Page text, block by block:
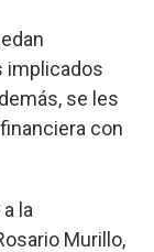
implicados
se les
con
la
Murillo,